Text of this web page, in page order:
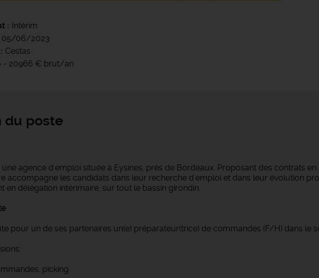
Intérim
05/06/2023
Cestas
- 20966 € brut/an
du poste
agence d'emploi située à Eysines, près de Bordeaux. Proposant des contrats
accompagne les candidats dans leur recherche d'emploi et dans leur évolution
en délégation intérimaire, sur tout le bassin girondin.
pour un de ses partenaires un(e) préparateur(trice) de commandes (F/H) dans le
picking